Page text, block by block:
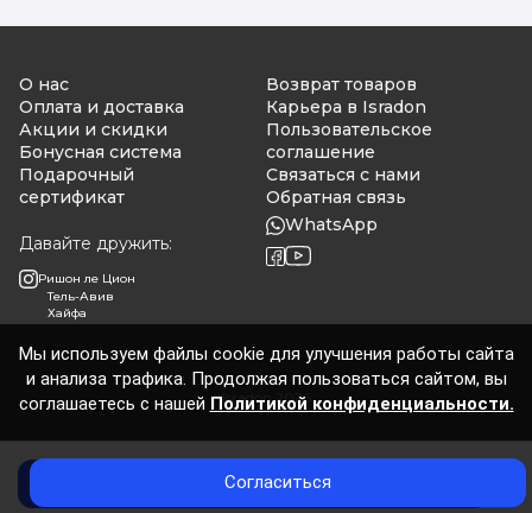
Добавить в корзину
О нас
Оплата и доставка
Акции и скидки
Бонусная система
Подарочный
сертификат
Давайте дружить:
Ришон ле Цион
Тель-Авив
Хайфа
Возврат товаров
Карьера в Isradon
Пользовательское
соглашение
Связаться с нами
Обратная связь
WhatsApp
Isradon 2026
Мы используем файлы cookie для улучшения работы сайта
и анализа трафика. Продолжая пользоваться сайтом, вы
соглашаетесь с нашей Политикой конфиденциальности.
Согласиться